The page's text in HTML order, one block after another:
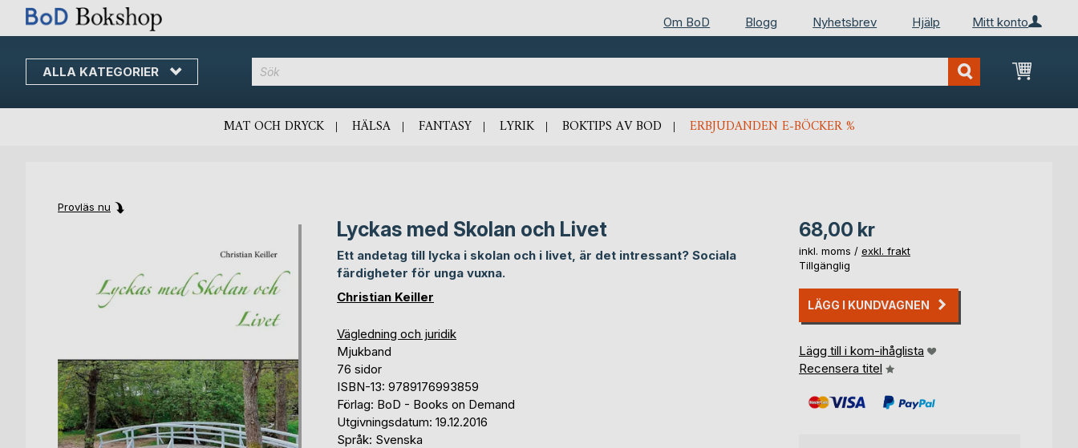
Mitt konto
Om BoD Blogg Nyhetsbrev Hjälp
ALLA KATEGORIER Min
MAT OCH DRYCK HÄLSA FANTASY LYRIK BOKTIPS AV BOD ERBJUDANDEN E-BÖCKER %
Provläs nu
beginning
Lyckas med Skolan och Livet
Ett andetag till lycka i skolan och i livet, är det intressant? Sociala
färdigheter för unga vuxna.
Christian Keiller
Vägledning och juridik
Mjukband
76 sidor
ISBN-13: 9789176993859
Förlag: BoD - Books on Demand
Utgivningsdatum: 19.12.2016
Språk: Svenska
68,00 kr
inkl. moms / exkl. frakt
Tillgänglig
LÄGG I KUNDVAGNEN
Lägg till i kom-ihåglista
Recensera titel